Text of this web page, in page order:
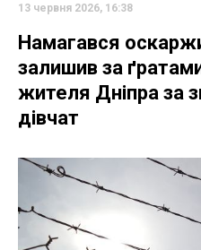
13 червня 2026, 16:38
Намагався
залишив за
жителя Дніпра за
дівчат